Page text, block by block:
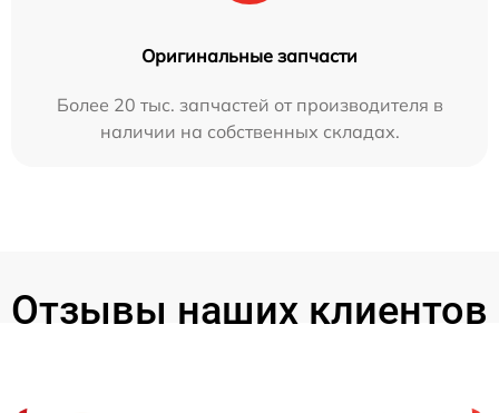
Оригинальные запчасти
Более 20 тыс. запчастей от производителя в
наличии на собственных складах.
Отзывы наших клиентов